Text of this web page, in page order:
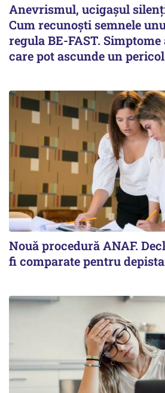
Anevrismul, ucigașul
Cum recunoști semnele
regula BE-FAST.
care pot ascunde un
Nouă procedură ANAF.
fi comparate pentru